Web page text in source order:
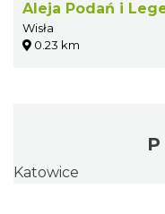
Aleja Podań i
Wisła
0.23 km
Katowice